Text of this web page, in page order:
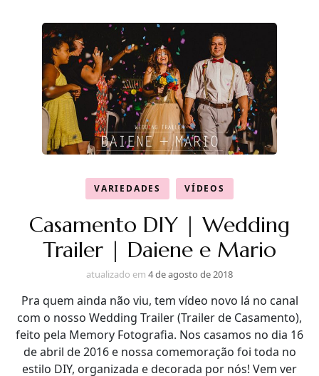
VARIEDADES VÍDEOS
Casamento DIY | Wedding
Trailer | Daiene e Mario
atualizado em 4 de agosto de 2018
Pra quem ainda não viu, tem vídeo novo lá no canal
com o nosso Wedding Trailer (Trailer de Casamento),
feito pela Memory Fotografia. Nos casamos no dia 16
de abril de 2016 e nossa comemoração foi toda no
estilo DIY, organizada e decorada por nós! Vem ver